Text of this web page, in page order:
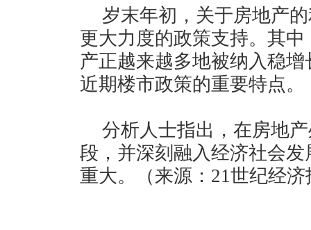
岁末年初，关于房地产
更大力度的政策支持。其
产正越来越多地被纳入稳
近期楼市政策的重要特点。
分析人士指出，在房地
段，并深刻融入经济社会
重大。（来源：21世纪经济